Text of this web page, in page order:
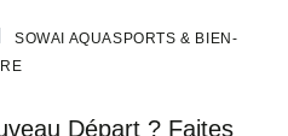
SOWAI AQUASPORTS & BIEN-
Départ ? Faites